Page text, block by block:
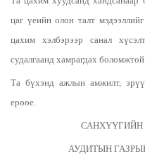
цаг үеийн олон талт
цахим хэлбэрээр санал
судалгаанд хамрагдах боломжтой.
Та бүхэнд ажлын амжилт,
ерөөе.
САНХҮҮГИЙН
АУДИТЫН